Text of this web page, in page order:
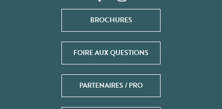
BROCHURES
FOIRE AUX QUESTIONS
PARTENAIRES / PRO